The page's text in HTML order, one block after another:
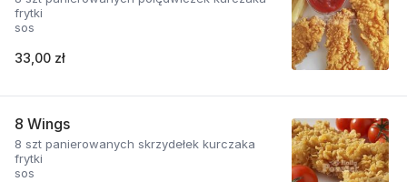
frytki
sos
33,00 zł
8 Wings
8 szt panierowanych skrzydełek kurczaka
frytki
sos